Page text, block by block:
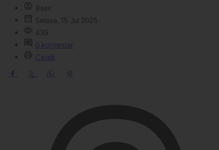
account_circle Basir
calendar_month Selasa, 15 Jul 2025
visibility 435
comment 0 komentar
print Cetak